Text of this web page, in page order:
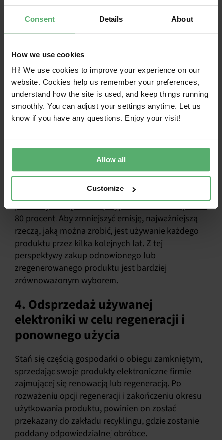
Consent Details About
How we use cookies
Hi! We use cookies to improve your experience on our
website. Cookies help us remember your preferences,
understand how the site is used, and keep things running
smoothly. You can adjust your settings anytime. Let us
know if you have any questions. Enjoy your visit!
Allow all
Customize
używanych produktów
Ludzie często mają podwójne zestawy produktów,
jak i w pracy. Jeśli pracownik ma już prywatny
smartfon, którego chce używać również w pracy,
organizacja może rozważyć zakup lub
wypożyczenie tego smartfona od pracownika,
unikając w ten sposób niepotrzebnego zakupu
nowych produktów.
3. Korzystanie z produktów przez
kilka kolejnych lat
Notebook generuje około 300 kg emisji gazów
cieplarnianych w ciągu swojego życia, z czego faza
produkcji w większości przypadków stanowi ponad
80 procent. Aby zmniejszyć emisję, najważniejszą
rzeczą, jaką można zrobić, jest używanie każdego
produktu przez kilka kolejnych lat. Z tej
perspektywy zakup odnowionego lub
zregenerowanego produktu jest bardziej
zrównoważonym wyborem.
4. Odsprzedaż używanej
elektroniki w celu regeneracji i
ponownego użycia
Stań się częścią gospodarki o obiegu zamkniętym,
sprzedając swoje produkty elektroniczne firmie
zajmującej się renowacją lub regeneracją. Po
rozważeniu opcji regeneracji i zakończeniu okresu
użytkowania produktu, powinien on zostać
przekazany do zakładu recyklingu, gdzie zostanie
poddany odpowiedzialnej obróbce.